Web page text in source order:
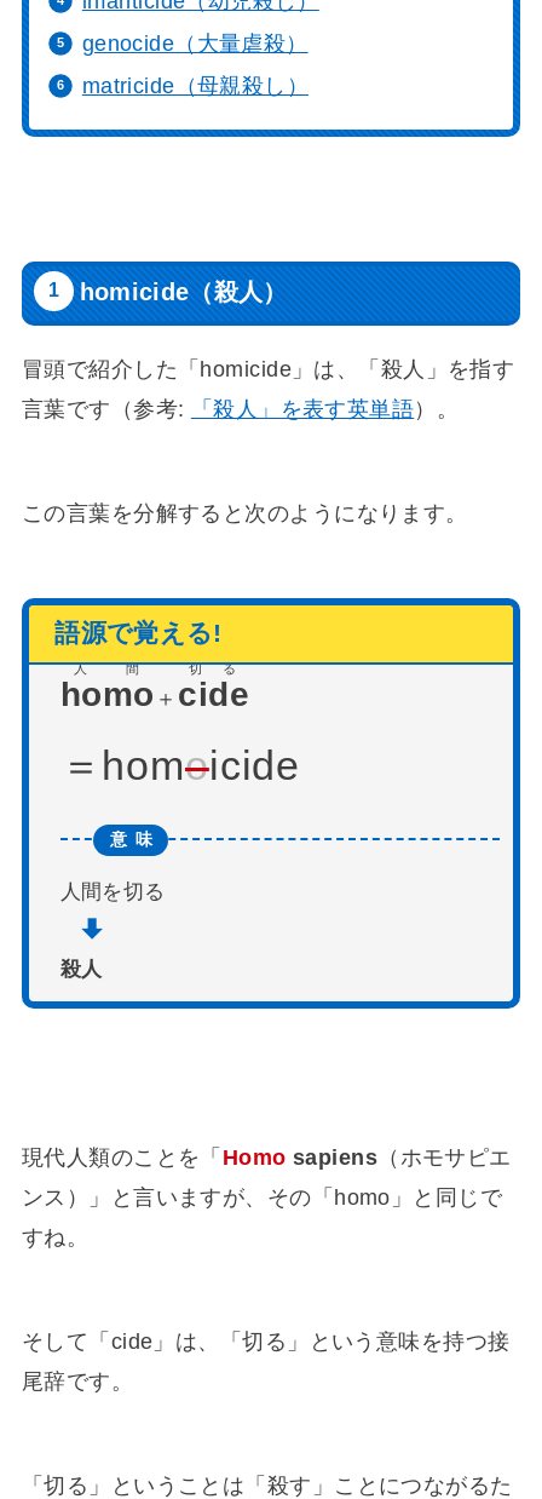
genocide（大量虐殺）
matricide（母親殺し）
homicide（殺人）
冒頭で紹介した「homicide」は、「殺人」を指す
言葉です（参考:
「殺人」を表す英単語）。
この言葉を分解すると次のようになります。
homo
人間
＋ cide
切る
homoicide
人間を切る
殺人
現代人類のことを「 Homo sapiens （ホモサピエ
ンス）」と言いますが、その「homo」と同じで
すね。
そして「cide」は、「切る」という意味を持つ接
尾辞です。
「切る」ということは「殺す」ことにつながるた